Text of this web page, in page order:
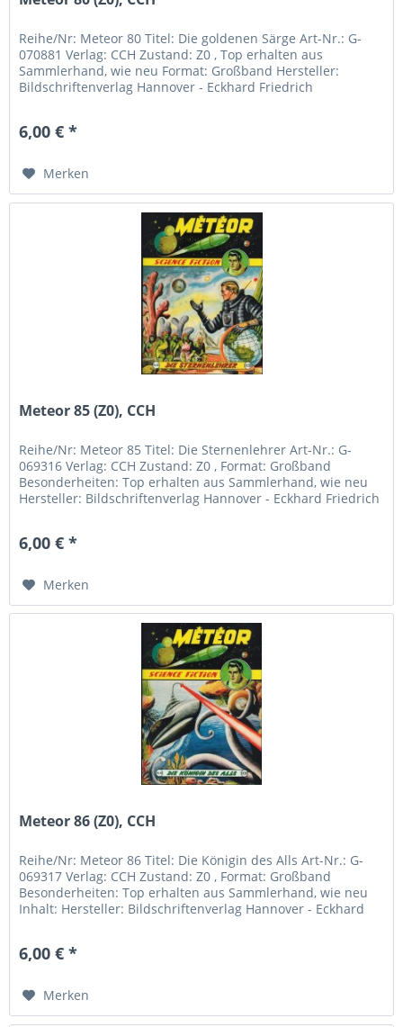
Reihe/Nr: Meteor 80 Titel: Die goldenen Särge Art-Nr.: G-
070881 Verlag: CCH Zustand: Z0 , Top erhalten aus
Sammlerhand, wie neu Format: Großband Hersteller:
Bildschriftenverlag Hannover - Eckhard Friedrich
6,00 € *
Merken
Meteor 85 (Z0), CCH
Reihe/Nr: Meteor 85 Titel: Die Sternenlehrer Art-Nr.: G-
069316 Verlag: CCH Zustand: Z0 , Format: Großband
Besonderheiten: Top erhalten aus Sammlerhand, wie neu
Hersteller: Bildschriftenverlag Hannover - Eckhard Friedrich
6,00 € *
Merken
Meteor 86 (Z0), CCH
Reihe/Nr: Meteor 86 Titel: Die Königin des Alls Art-Nr.: G-
069317 Verlag: CCH Zustand: Z0 , Format: Großband
Besonderheiten: Top erhalten aus Sammlerhand, wie neu
Inhalt: Hersteller: Bildschriftenverlag Hannover - Eckhard
6,00 € *
Merken